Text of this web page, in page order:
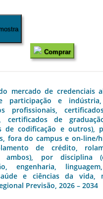
Comprar
mercado de credenciais
participação e
profissionais,
certificados de
de codificação e outros),
fora do campus e on-line/
de crédito,
por disciplina
engenharia,
e ciências da vida,
Previsão, 2026 – 2034